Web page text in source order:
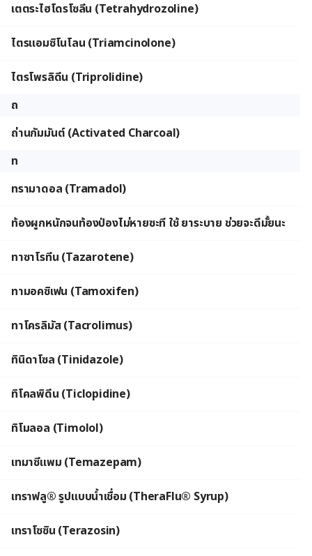
เตตระไฮโดรโซลีน (Tetrahydrozoline)
ไตรแอมซิโนโลน (Triamcinolone)
ไตรโพรลิดีน (Triprolidine)
ถ
ถ่านกัมมันต์ (Activated Charcoal)
ท
ทรามาดอล (Tramadol)
ท้องผูกหนักจนท้องป่องไม่หายซะที ใช้ ยาระบาย ช่วยจะดีมั้ยนะ
ทาซาโรทีน (Tazarotene)
ทามอคซิเฟน (Tamoxifen)
ทาโครลิมัส (Tacrolimus)
ทินิดาโซล (Tinidazole)
ทิโคลพิดีน (Ticlopidine)
ทิโมลอล (Timolol)
เทมาซีแพม (Temazepam)
เทราฟลู® รูปแบบน้ำเชื่อม (TheraFlu® Syrup)
เทราโซซิน (Terazosin)